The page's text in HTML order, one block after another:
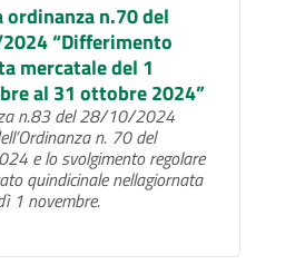
ordinanza n.70 del
“Differimento
mercatale del 1
al 31 ottobre 2024”
n.83 del 28/10/2024
n. 70 del
e lo svolgimento regolare
quindicinale nellagiornata
1 novembre.